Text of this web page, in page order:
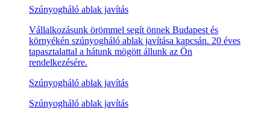
Szúnyogháló ablak javítás
Vállalkozásunk örömmel segít önnek Budapest és
környékén szúnyogháló ablak javítása kapcsán. 20 éves
tapasztalattal a hátunk mögött állunk az Ön
rendelkezésére.
Szúnyogháló ablak javítás
Szúnyogháló ablak javítás